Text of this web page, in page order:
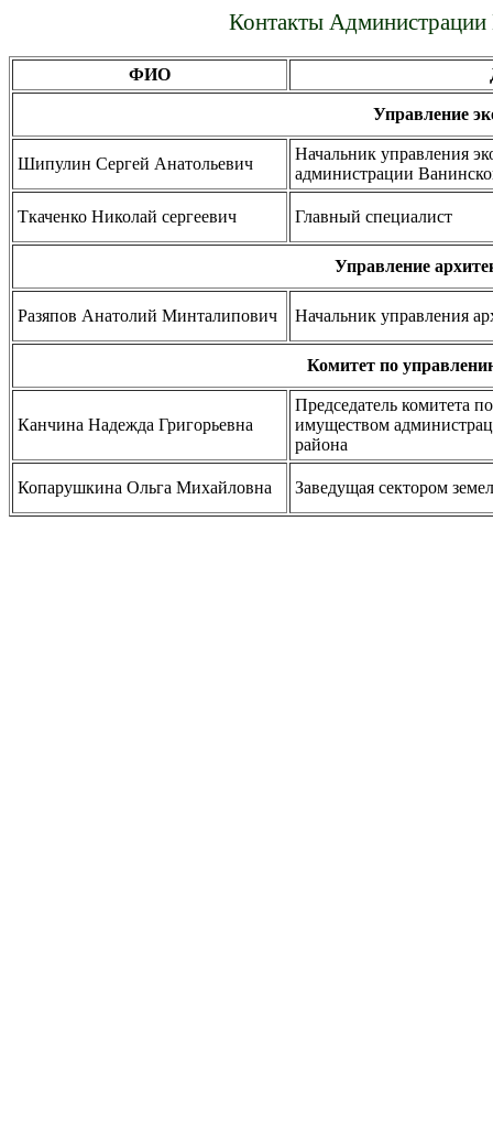
Контакты Администрации
ФИО
Управление
Шипулин Сергей Анатольевич
Начальник управления
администрации
Ткаченко Николай сергеевич Главный специалист
Управление
Разяпов Анатолий Минталипович Начальник управления
Комитет по
Канчина Надежда Григорьевна
Председатель комитета
имуществом
района
Копарушкина Ольга Михайловна Заведущая сектором